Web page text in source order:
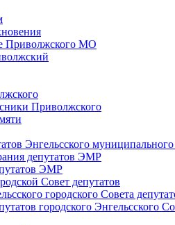
Приволжского МО
Приволжского
Энгельсского
депутатов ЭМР
ЭМР
Совет депутатов
городского Совета
городского Энгельсского